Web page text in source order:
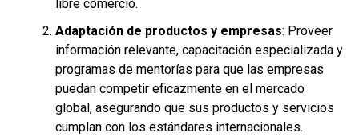
libre comercio.
Adaptación de productos y empresas: Proveer
información relevante, capacitación especializada y
programas de mentorías para que las empresas
puedan competir eficazmente en el mercado
global, asegurando que sus productos y servicios
cumplan con los estándares internacionales.